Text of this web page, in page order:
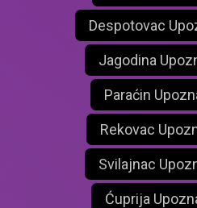
Despotovac
Jagodina
Paraćin
Rekovac
Svilajnac
Ćuprija